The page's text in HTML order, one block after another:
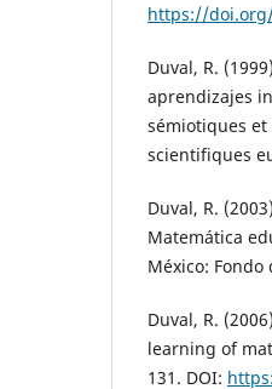
https://doi.org/
Duval, R.
aprendizajes
sémiotiques et
scientifiques
Duval, R.
Matemática
México: Fondo
Duval, R.
learning of
131. DOI: